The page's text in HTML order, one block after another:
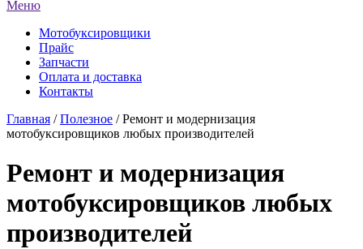
Меню
Мотобуксировщики
Прайс
Запчасти
Оплата и доставка
Контакты
Главная /Полезное / Ремонт и модернизация
мотобуксировщиков любых производителей
Ремонт и модернизация
мотобуксировщиков любых
производителей